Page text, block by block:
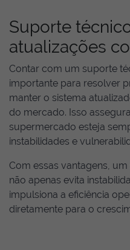
Suporte
atualizações
Contar com um suporte
importante para resolver
manter o sistema
do mercado. Isso
supermercado esteja
instabilidades e
Com essas vantagens,
não apenas evita
impulsiona a eficiência
diretamente para o